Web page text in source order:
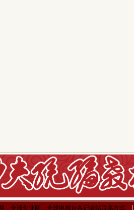
、全球创业网、全球电视台各记者站联系方式